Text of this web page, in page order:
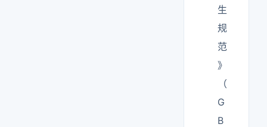
生
规
范
》
（
G
B